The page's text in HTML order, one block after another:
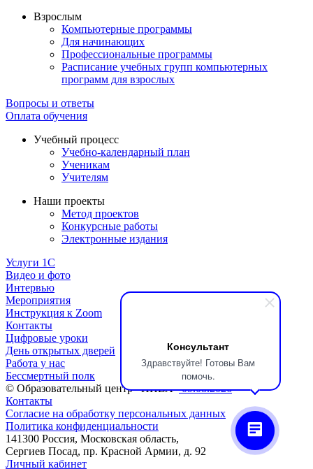
Консультант
Здравствуйте! Готовы Вам
помочь.
Взрослым
Компьютерные программы
Для начинающих
Профессиональные программы
Расписание учебных групп компьютерных
программ для взрослых
Вопросы и ответы
Оплата обучения
Учебный процесс
Учебно-календарный план
Ученикам
Учителям
Наши проекты
Метод проектов
Конкурсные работы
Электронные издания
Услуги 1C
Видео и фото
Интервью
Мероприятия
Инструкция к Zoom
Контакты
Цифровые уроки
День открытых дверей
Работа у нас
Бессмертный полк
© Образовательный центр «НИВА»09.08.2026
Контакты
Согласие на обработку персональных данных
Политика конфиденциальности
141300 Россия, Московская область,
Сергиев Посад, пр. Красной Армии, д. 92
Личный кабинет